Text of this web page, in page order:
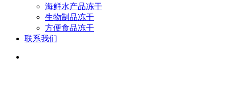
海鲜水产品冻干
生物制品冻干
方便食品冻干
联系我们